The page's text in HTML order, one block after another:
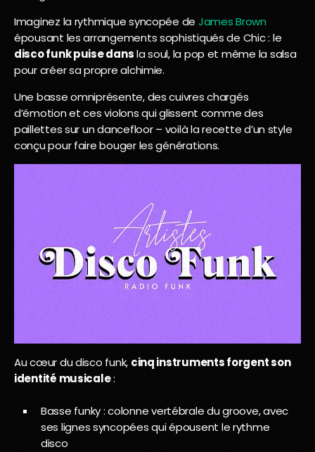
Imaginez la rythmique syncopée de James Brown
épousant les arrangements sophistiqués de Chic : le
disco funk puise dansla soul, la pop et même la salsa
pour créer sa propre alchimie.
Une basse omniprésente, des cuivres chargés
d’émotion et ces violons qui glissent comme des
paillettes sur un dancefloor – voilà la recette d’un style
conçu pour faire bouger les générations.
Au cœur du disco funk, cinq instruments forgent son
identité musicale:
Basse funky : colonne vertébrale du groove, avec
ses lignes syncopées qui épousent le rythme
disco